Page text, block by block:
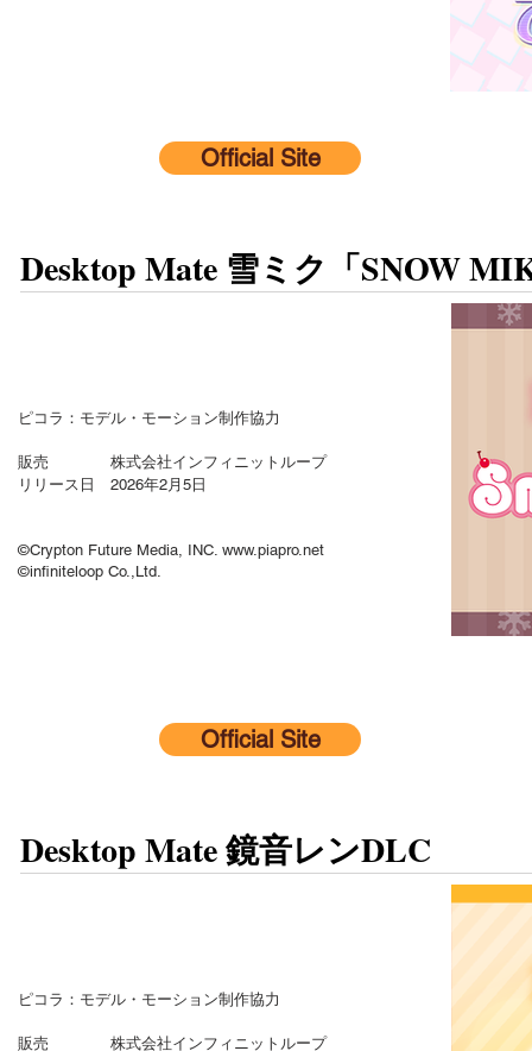
Official Site
Desktop Mate 雪ミク「SNOW
ピコラ：モデル・モーション制作協力
販売 株式会社インフィニットループ
リリース日 2026年2月5日
©Crypton Future Media, INC. www.piapro.net
©infiniteloop Co.,Ltd.
Official Site
Desktop Mate 鏡音レンDLC
ピコラ：モデル・モーション制作協力
販売 株式会社インフィニットループ